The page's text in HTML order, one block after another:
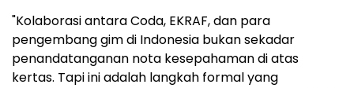
"Kolaborasi antara Coda, EKRAF, dan para
pengembang gim di Indonesia bukan sekadar
penandatanganan nota kesepahaman di atas
kertas. Tapi ini adalah langkah formal yang